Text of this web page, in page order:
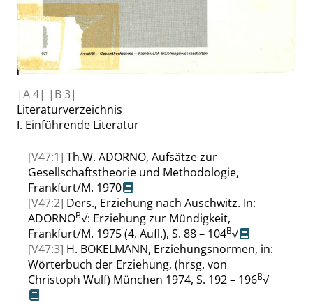
|A4| | B3|
Literaturverzeichnis
I. Einführende Literatur
[V47:1] Th.W. ADORNO, Aufsätze zur
Gesellschaftstheorie und Methodologie,
Frankfurt/M. 1970
[V47:2] Ders., Erziehung nach Auschwitz. In:
ADORNOB√: Erziehung zur Mündigkeit,
Frankfurt/M. 1975(4. Aufl.), S. 88 – 104B√
[V47:3] H. BOKELMANN, Erziehungsnormen, in:
Wörterbuch der Erziehung, (hrsg. von
Christoph Wulf) München 1974, S. 192 – 196B√